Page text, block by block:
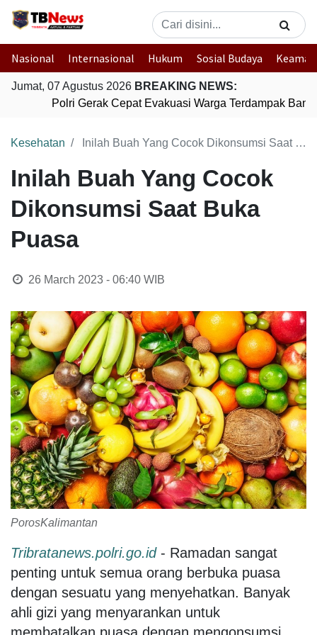
Nasional Internasional Hukum Sosial Budaya
Jumat, 07 Agustus 2026 BREAKING NEWS:
Polri Gerak Cepat Evakuasi Warga Terdampak Banjir
Kesehatan Inilah Buah Yang Cocok Dikonsumsi Saat Buka Puasa
Inilah Buah Yang Cocok
Dikonsumsi Saat Buka
Puasa
26 March 2023 - 06:40WIB
PorosKalimantan
Tribratanews.polri.go.id - Ramadan sangat
penting untuk semua orang berbuka puasa
dengan sesuatu yang menyehatkan. Banyak
ahli gizi yang menyarankan untuk